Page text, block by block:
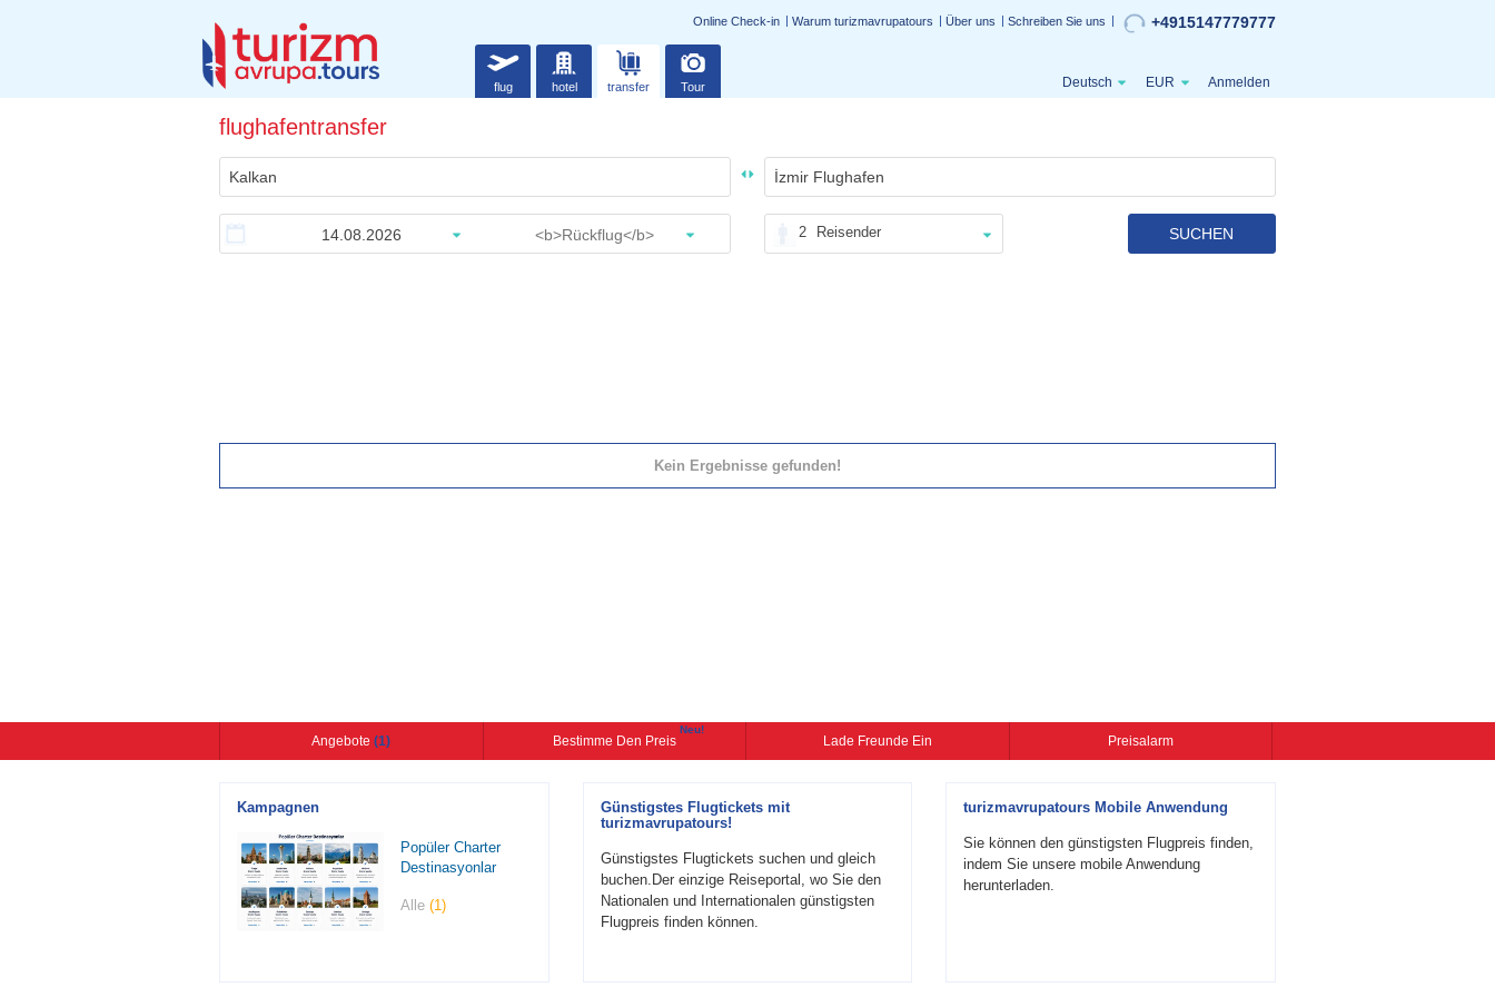
Online Check-in Warum turizmavrupatours Über uns Schreiben Sie uns +4915147779777
flug hotel transfer Tour Deutsch EUR Anmelden
flughafentransfer
2 Reisender SUCHEN
Kein Ergebnisse gefunden!
Angebote(1) Bestimme Den Preis
Neu!
Lade Freunde Ein Preisalarm
Kampagnen
Popüler Charter
Destinasyonlar
Alle(1)
Günstigstes Flugtickets mit
turizmavrupatours!
Günstigstes Flugtickets suchen und gleich
buchen.Der einzige Reiseportal, wo Sie den
Nationalen und Internationalen günstigsten
Flugpreis finden können.
turizmavrupatours Mobile Anwendung
Sie können den günstigsten Flugpreis finden,
indem Sie unsere mobile Anwendung
herunterladen.